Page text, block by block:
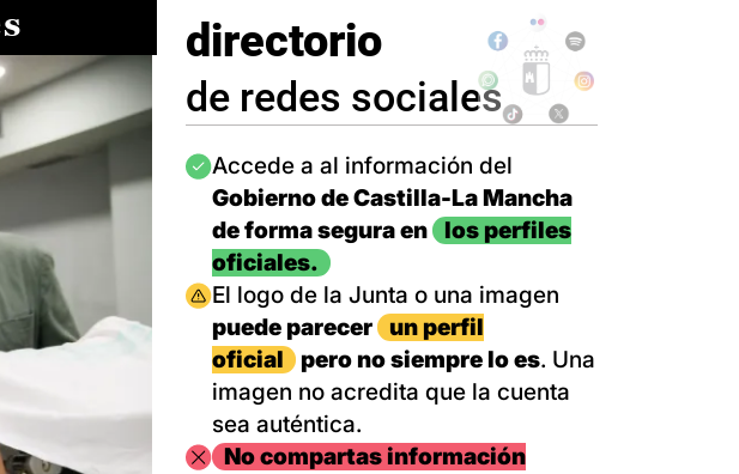
directorio
de redes sociales
Imagen
Accede a al información del
Gobierno de Castilla-La Mancha
de forma segura en
los perfiles
oficiales.
Imagen
El logo de la Junta o una imagen
puede parecer
un perfil
oficial
pero no siempre lo es. Una
imagen no acredita que la cuenta
sea auténtica.
ImagenNo compartas información